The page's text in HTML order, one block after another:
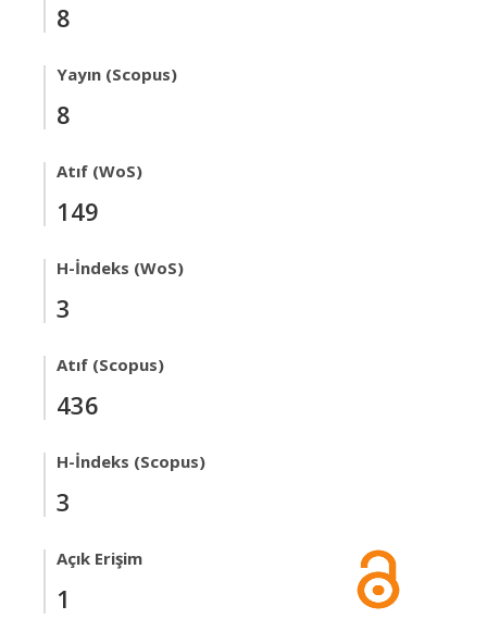
8
Yayın (Scopus)
8
Atıf (WoS)
149
H-İndeks (WoS)
3
Atıf (Scopus)
436
H-İndeks (Scopus)
3
Açık Erişim
1